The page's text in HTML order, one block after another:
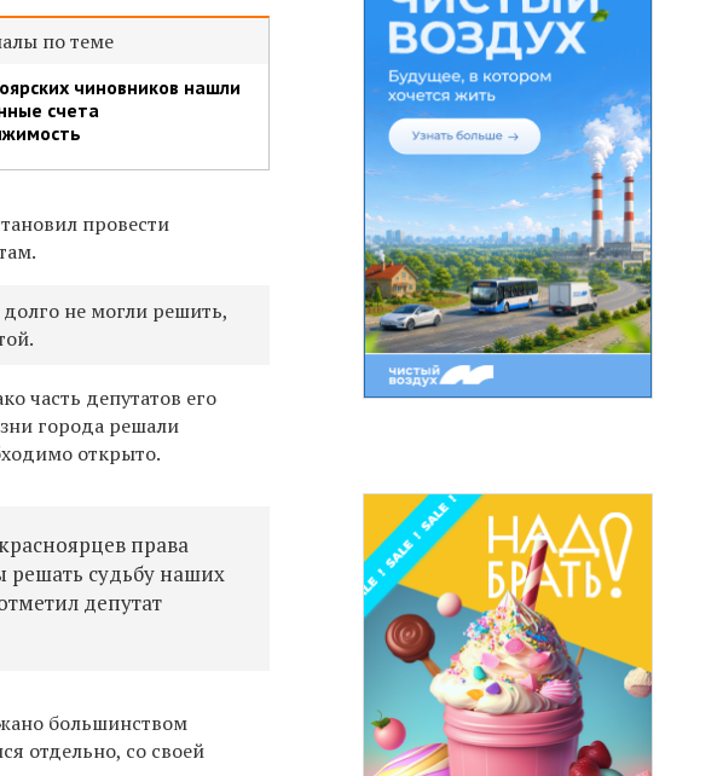
по теме
чиновников нашли
счета
провести
не могли решить,
часть депутатов его
города решали
открыто.
права
решать судьбу наших
депутат
большинством
отдельно, со своей